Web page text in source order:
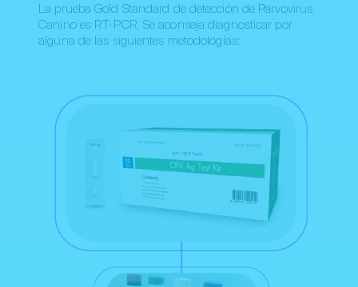
La prueba Gold Standard de detección de Parvovirus
Canino es RT-PCR. Se aconseja diagnosticar por
alguna de las siguientes metodologías: